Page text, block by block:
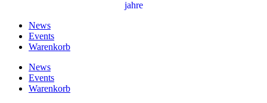
News
Events
Warenkorb
News
Events
Warenkorb